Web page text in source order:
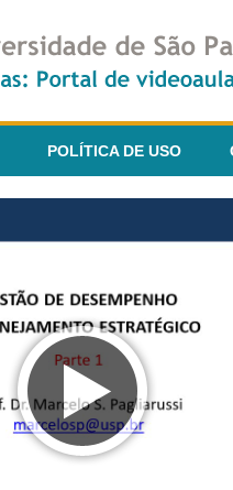
POLÍTICA DE USO